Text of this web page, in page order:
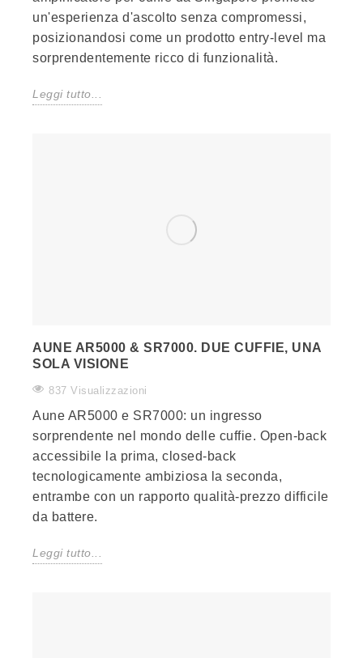
un'esperienza d'ascolto senza compromessi,
posizionandosi come un prodotto entry-level ma
sorprendentemente ricco di funzionalità.
Leggi tutto...
AUNE AR5000 & SR7000. DUE CUFFIE, UNA
SOLA VISIONE
837 Visualizzazioni
Aune AR5000 e SR7000: un ingresso
sorprendente nel mondo delle cuffie. Open-back
accessibile la prima, closed-back
tecnologicamente ambiziosa la seconda,
entrambe con un rapporto qualità-prezzo difficile
da battere.
Leggi tutto...